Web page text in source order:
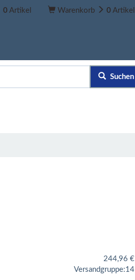
0 Artikel Warenkorb 0 Artikel
Suchen
244,96 €
Versandgruppe:14